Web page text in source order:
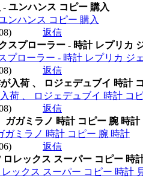
ユンハンス コピー 購入
ンハンス コピー 購入
返信
スプローラー - 時計 レプリカ
プローラー - 時計 レプリカ ジ
返信
入荷 、 ロジェデュブイ 時計
荷 、 ロジェデュブイ 時計 コ
返信
ガガミラノ 時計 コピー 腕 時計
ガミラノ 時計 コピー 腕 時計
返信
ロレックス スーパー コピー 時
ックス スーパー コピー 時計